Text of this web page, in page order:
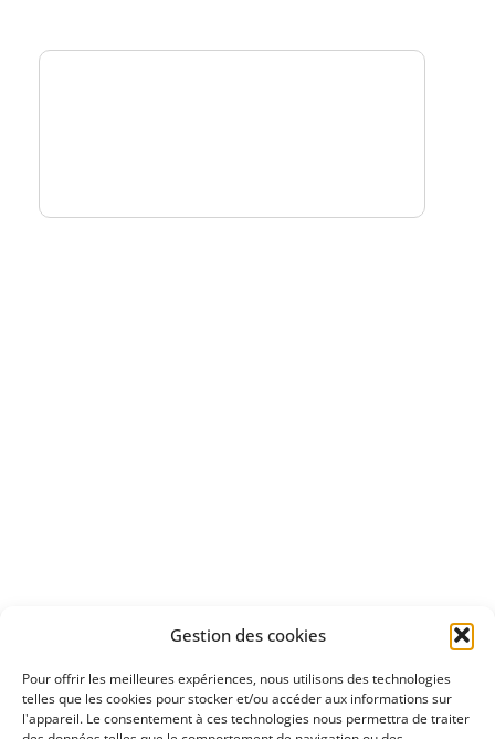
Gestion des cookies
Pour offrir les meilleures expériences, nous utilisons des technologies
telles que les cookies pour stocker et/ou accéder aux informations sur
l'appareil. Le consentement à ces technologies nous permettra de traiter
Découvrez